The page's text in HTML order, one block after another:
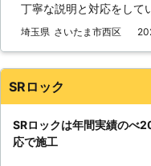
丁寧な説明と対応をして
埼玉県 さいたま市西区
SRロック
SRロックは年間実績のべ
応で施工